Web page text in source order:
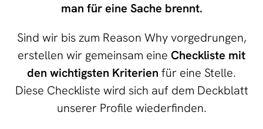
man für eine Sache brennt.
Sind wir bis zum Reason Why vorgedrungen,
erstellen wir gemeinsam eine Checkliste mit
den wichtigsten Kriterien für eine Stelle.
Diese Checkliste wird sich auf dem Deckblatt
unserer Profile wiederfinden.